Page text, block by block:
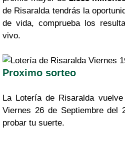
de Risaralda tendrás la
de vida, comprueba los
vivo.
Proximo sorteo
La Lotería de Risaralda
Viernes 26 de Septiembre del
probar tu suerte.